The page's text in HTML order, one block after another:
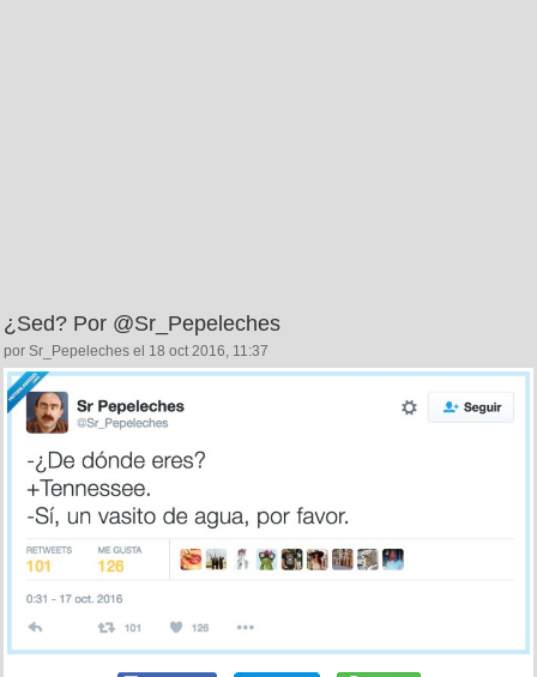
¿Sed? Por @Sr_Pepeleches
por Sr_Pepeleches el 18 oct 2016, 11:37